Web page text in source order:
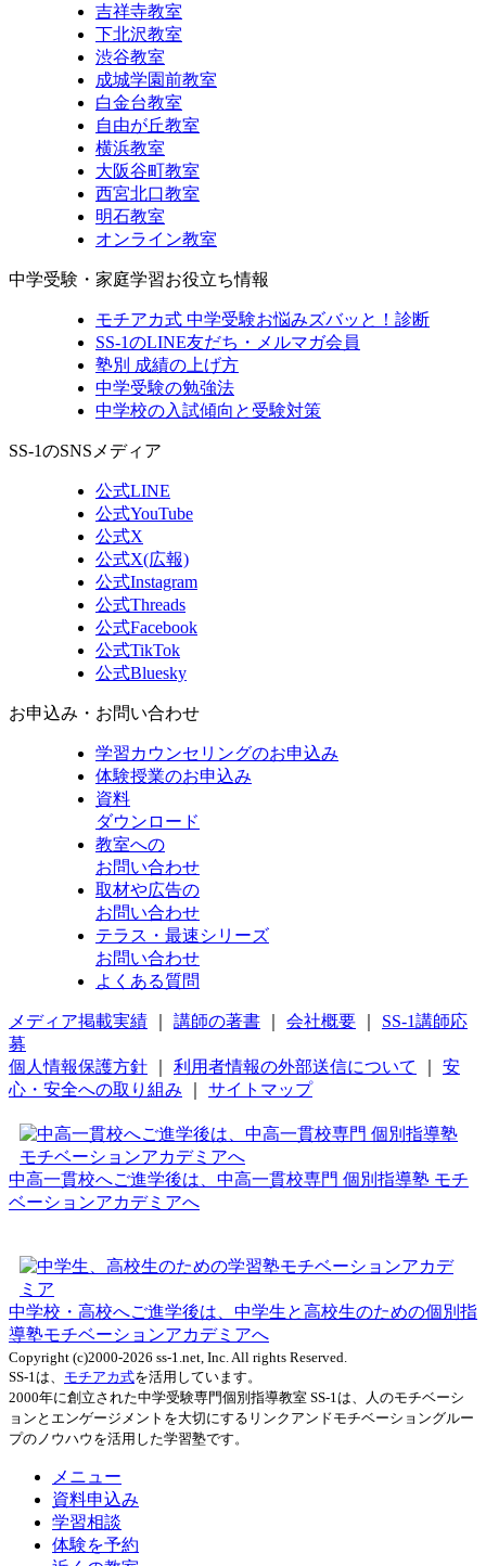
吉祥寺教室
下北沢教室
渋谷教室
成城学園前教室
白金台教室
自由が丘教室
横浜教室
大阪谷町教室
西宮北口教室
明石教室
オンライン教室
中学受験・家庭学習お役立ち情報
モチアカ式 中学受験お悩みズバッと！診断
SS-1のLINE友だち・メルマガ会員
塾別 成績の上げ方
中学受験の勉強法
中学校の入試傾向と受験対策
SS-1のSNSメディア
公式LINE
公式YouTube
公式X
公式X(広報)
公式Instagram
公式Threads
公式Facebook
公式TikTok
公式Bluesky
お申込み・お問い合わせ
学習カウンセリングのお申込み
体験授業のお申込み
資料
ダウンロード
教室への
お問い合わせ
取材や広告の
お問い合わせ
テラス・最速シリーズ
お問い合わせ
よくある質問
メディア掲載実績 講師の著書 会社概要
SS-1講師応
募
個人情報保護方針
利用者情報の外部送信について
安
心・安全への取り組み
サイトマップ
中高一貫校へご進学後は、中高一貫校専門 個別指導塾 モチ
ベーションアカデミアへ
中学校・高校へご進学後は、中学生と高校生のための個別指
導塾モチベーションアカデミアへ
Copyright (c)2000-2026 ss-1.net, Inc. All rights Reserved.
SS-1は、 モチアカ式を活用しています。
2000年に創立された中学受験専門個別指導教室 SS-1は、人のモチベーシ
ョンとエンゲージメントを大切にするリンクアンドモチベーショングルー
プのノウハウを活用した学習塾です。
メニュー
資料申込み
学習相談
体験を予約